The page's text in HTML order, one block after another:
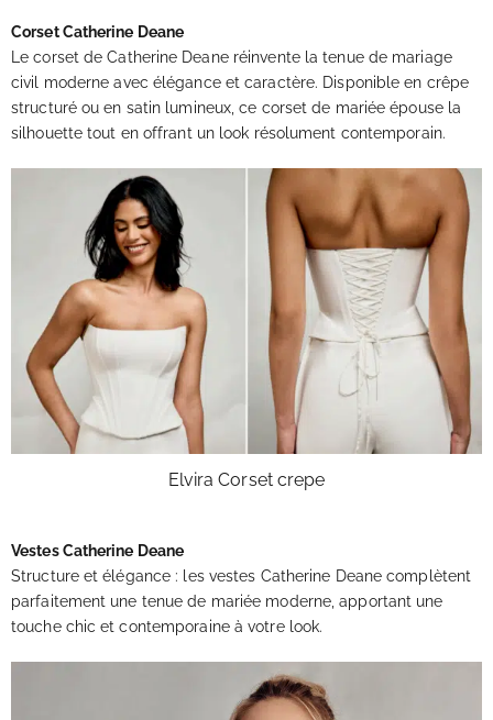
Corset Catherine Deane
Le corset de Catherine Deaneréinvente la tenue de mariage
civil moderne avec élégance et caractère. Disponible en crêpe
structuréou en satin lumineux , ce corset de mariée épouse la
silhouette tout en offrant un look résolument contemporain.
Elvira Corset crepe
Vestes Catherine Deane
Structure et élégance : les vestes Catherine Deane complètent
parfaitement une tenue de mariée moderne, apportant une
touche chic et contemporaine à votre look.